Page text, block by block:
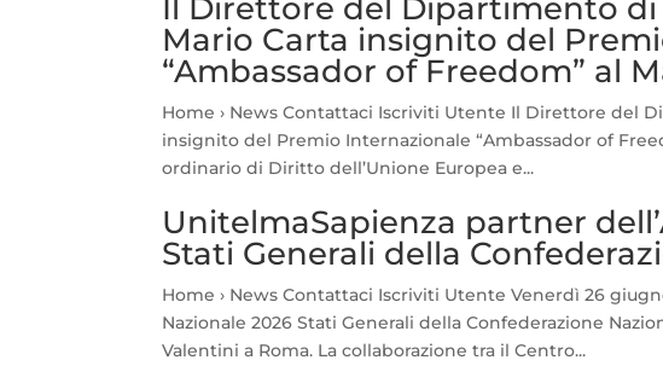
Il Direttore del Dipartimento
Mario Carta insignito del
“Ambassador of Freedom” al
Home › News Contattaci Iscriviti Utente Il Direttore del
insignito del Premio Internazionale “Ambassador of
ordinario di Diritto dell’Unione Europea e...
UnitelmaSapienza partner
Stati Generali della
Home › News Contattaci Iscriviti Utente Venerdì 26
Nazionale 2026 Stati Generali della Confederazione
Valentini a Roma. La collaborazione tra il Centro...